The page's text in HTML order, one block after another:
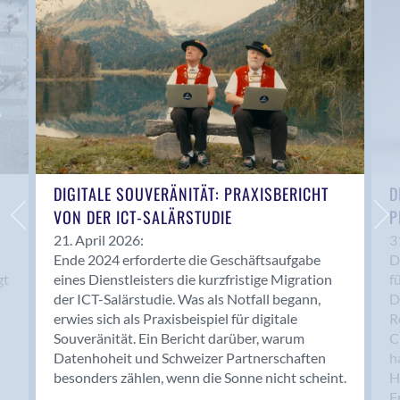
Anwil
Appenzell
Au SG
Baar
Baden
Balsthal
Balzers
Basel
Bassersdorf
Belp
Bendern
Benken (SG)
Bergdietikon
Berlin
Bern
Bern - Liebefeld
DIGITALE SOUVERÄNITÄT: PRAXISBERICHT
VON DER ICT-SALÄRSTUDIE
21. April 2026:
Ende 2024 erforderte die Geschäftsaufgabe
eines Dienstleisters die kurzfristige Migration
der ICT-Salärstudie. Was als Notfall begann,
erwies sich als Praxisbeispiel für digitale
Souveränität. Ein Bericht darüber, warum
Datenhoheit und Schweizer Partnerschaften
besonders zählen, wenn die Sonne nicht scheint.